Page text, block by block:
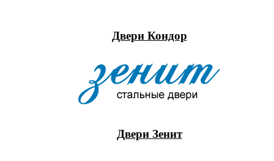
Двери Кондор
Двери Зенит